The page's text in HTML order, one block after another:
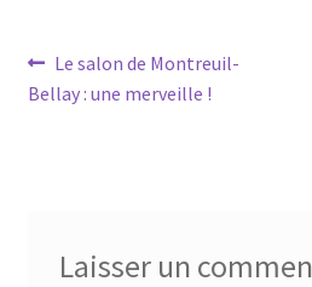
Navigation
de
Article
précédent :
Le salon de Montreuil-
Bellay : une merveille !
Laisser un